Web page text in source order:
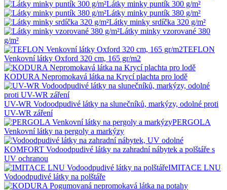
Látky minky puntík 300 g/m²
Látky minky puntík 380 g/m²
Látky minky srdíčka 320 g/m²
Látky minky vzorované 380
g/m²
TEFLON
Venkovní látky Oxford 320 cm, 165 gr/m2
KODURA Nepromokavá látka na Krycí plachta pro lodě
UV-WR Vodoodpudivé látky na slunečníků, markýzy, odolné proti
UV-WR záření
PERGOLA
Venkovní látky na pergoly a markýzy
KOMFORT Vodoodpudivé látky na zahradní nábytek a polštáře s
UV ochranou
IMITACE LNU
Vodoodpudivé látky na polštáře